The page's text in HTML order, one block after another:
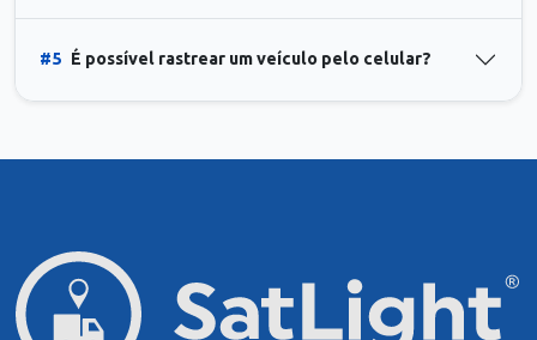
#5 É possível rastrear um veículo pelo celular?